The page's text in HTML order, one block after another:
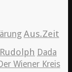
Aus.Zeit
Dada
Wiener Kreis